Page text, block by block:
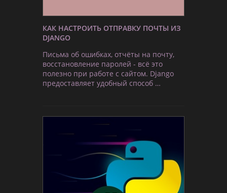
КАК НАСТРОИТЬ ОТПРАВКУ ПОЧТЫ ИЗ
DJANGO
Письма об ошибках, отчёты на почту,
восстановление паролей - всё это
полезно при работе с сайтом. Django
предоставляет удобный способ …